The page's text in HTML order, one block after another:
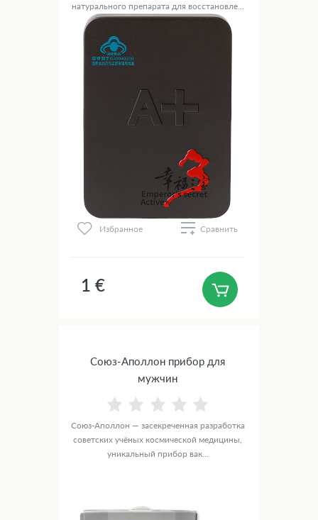
натурального препарата для восстановле...
Избранное Сравнить
1 €
Союз-Аполлон прибор для
мужчин
Союз-Аполлон — засекреченная разработка
советских учёных космической медицины,
уникальный прибор вак...